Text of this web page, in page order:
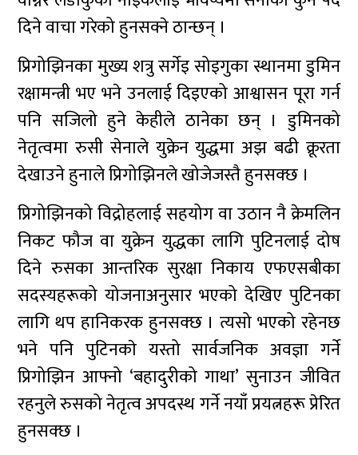
दिने वाचा गरेको हुनसक्ने ठान्छन् ।
प्रिगोझिनका मुख्य शत्रु सर्गेइ सोइगुका स्थानमा डुमिन
रक्षामन्त्री भए भने उनलाई दिइएको आश्वासन पूरा गर्न
पनि सजिलो हुने केहीले ठानेका छन् । डुमिनको
नेतृत्वमा रुसी सेनाले युक्रेन युद्धमा अझ बढी क्रूरता
देखाउने हुनाले प्रिगोझिनले खोजेजस्तै हुनसक्छ ।
प्रिगोझिनको विद्रोहलाई सहयोग वा उठान नै क्रेमलिन
निकट फौज वा युक्रेन युद्धका लागि पुटिनलाई दोष
दिने रुसका आन्तरिक सुरक्षा निकाय एफएसबीका
सदस्यहरूको योजनाअनुसार भएको देखिए पुटिनका
लागि थप हानिकरक हुनसक्छ । त्यसो भएको रहेनछ
भने पनि पुटिनकाे यस्तो सार्वजनिक अवज्ञा गर्ने
प्रिगोझिन आफ्नो ‘बहादुरीको गाथा’ सुनाउन जीवित
रहनुले रुसको नेतृत्व अपदस्थ गर्ने नयाँ प्रयत्नहरू प्रेरित
हुनसक्छ ।